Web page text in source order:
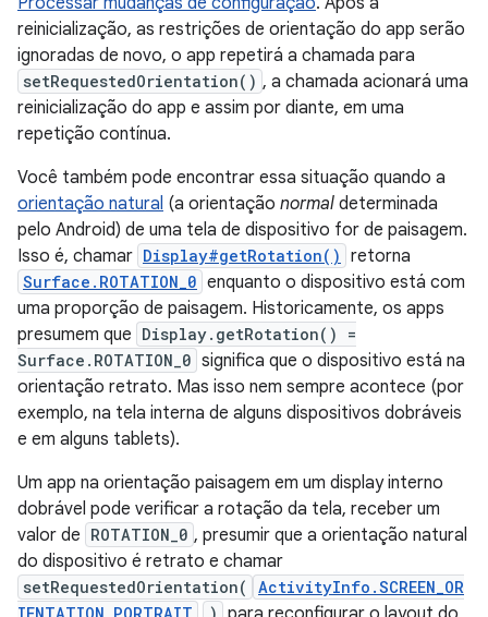
reinicialização, as restrições de orientação do app serão
ignoradas de novo, o app repetirá a chamada para
setRequestedOrientation() , a chamada acionará uma
reinicialização do app e assim por diante, em uma
repetição contínua.
Você também pode encontrar essa situação quando a
orientação natural (a orientação normal determinada
pelo Android) de uma tela de dispositivo for de paisagem.
Isso é, chamar Display#getRotation() retorna
Surface.ROTATION_0 enquanto o dispositivo está com
uma proporção de paisagem. Historicamente, os apps
presumem que Display.getRotation() =
Surface.ROTATION_0 significa que o dispositivo está na
orientação retrato. Mas isso nem sempre acontece (por
exemplo, na tela interna de alguns dispositivos dobráveis
e em alguns tablets).
Um app na orientação paisagem em um display interno
dobrável pode verificar a rotação da tela, receber um
valor de ROTATION_0 , presumir que a orientação natural
do dispositivo é retrato e chamar
setRequestedOrientation(
ActivityInfo.SCREEN_OR